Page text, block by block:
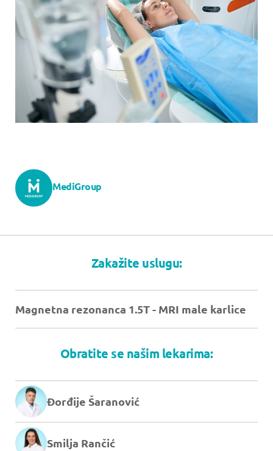
MediGroup
Zakažite uslugu:
Magnetna rezonanca 1.5T - MRI male karlice
Obratite se našim lekarima:
Đorđije Šaranović
Smilja Rančić